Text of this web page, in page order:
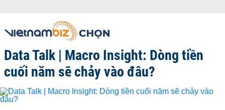
Data Talk | Macro Insight: Dòng tiền
cuối năm sẽ chảy vào đâu?